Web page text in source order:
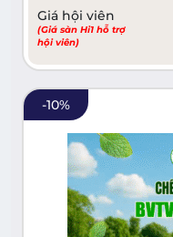
Giá hội viên
(Giá sàn Hi1 hỗ trợ
hội viên)
-10%